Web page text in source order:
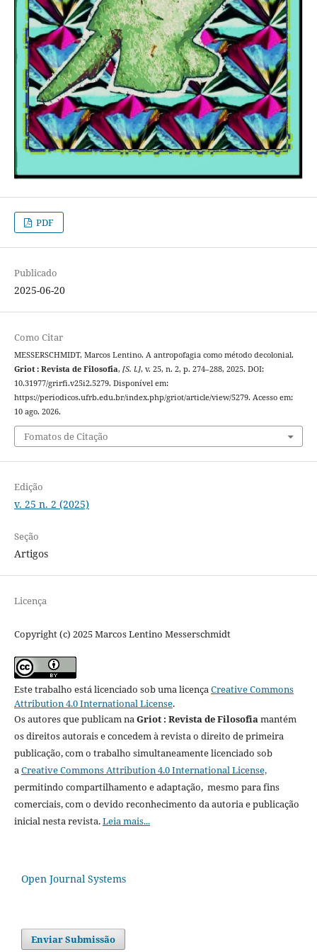
PDF
Publicado
2025-06-20
Como Citar
MESSERSCHMIDT, Marcos Lentino. A antropofagia como método decolonial.
Griot : Revista de Filosofia, [S. l.], v. 25, n. 2, p. 274–288, 2025. DOI:
10.31977/grirfi.v25i2.5279. Disponível em:
https://periodicos.ufrb.edu.br/index.php/griot/article/view/5279. Acesso em:
10 ago. 2026.
Fomatos de Citação
Edição
v. 25 n. 2 (2025)
Seção
Artigos
Licença
Copyright (c) 2025 Marcos Lentino Messerschmidt
Este trabalho está licenciado sob uma licençaCreative Commons
Attribution 4.0 International License.
Os autores que publicam naGriot : Revista de Filosofiamantém
os direitos autorais e concedem à revista o direito de primeira
publicação, com o trabalho simultaneamente licenciado sob
aCreative Commons Attribution 4.0 International License,
permitindo compartilhamento e adaptação, mesmo para fins
comerciais, com o devido reconhecimento da autoria e publicação
inicial nesta revista.Leia mais...
Open Journal Systems
Enviar Submissão